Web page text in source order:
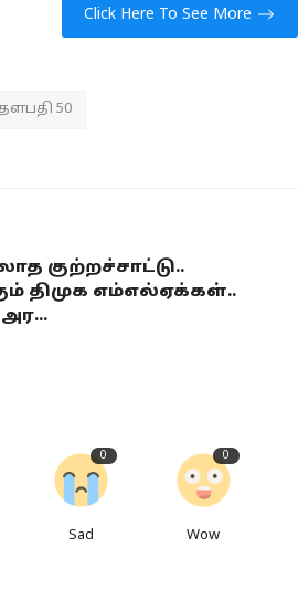
Click Here To See More
தளபதி 50
குற்றச்சாட்டு..
திமுக எம்எல்ஏக்கள்..
0
Sad
0
Wow